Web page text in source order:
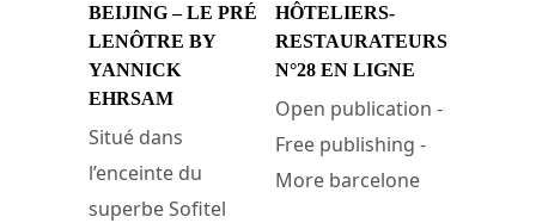
BEIJING – LE PRÉ
LENÔTRE BY
YANNICK
EHRSAM
Situé dans
l’enceinte du
superbe Sofitel
HÔTELIERS-
RESTAURATEURS
N°28 EN LIGNE
Open publication -
Free publishing -
More barcelone